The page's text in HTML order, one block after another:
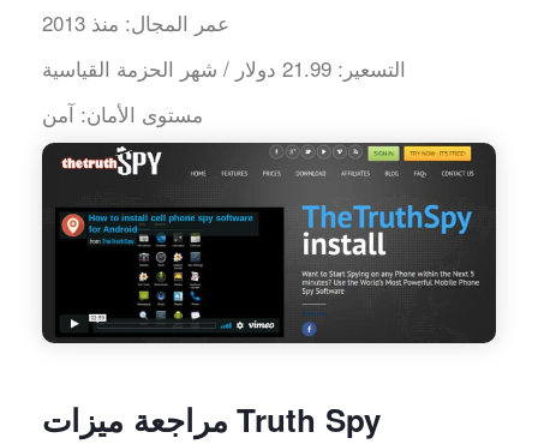
عمر المجال: منذ 2013
التسعير:
مستوى الأمان: آمن
مراجعة ميزات Truth Spy